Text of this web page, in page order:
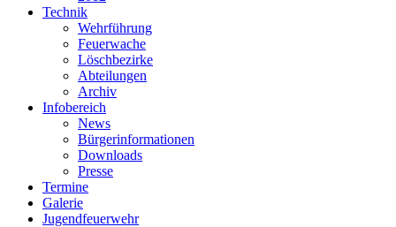
Technik
Wehrführung
Feuerwache
Löschbezirke
Abteilungen
Archiv
Infobereich
News
Bürgerinformationen
Downloads
Presse
Termine
Galerie
Jugendfeuerwehr